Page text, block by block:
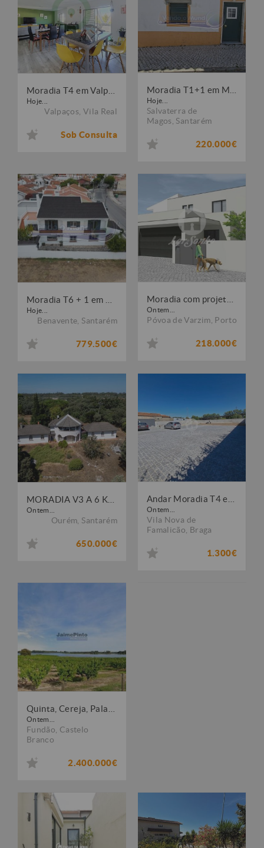
Hoje...
Valpaços Vila Real
Sob Consulta
Hoje...
Salvaterra de
Magos Santarém
220.000€
Hoje...
Benavente Santarém
779.500€
Ontem...
Póvoa de Varzim Porto
218.000€
Ontem...
Ourém Santarém
650.000€
Ontem...
Vila Nova de
Famalicão Braga
1.300€
Ontem...
Fundão Castelo
Branco
2.400.000€